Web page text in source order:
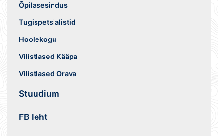
Õpilasesindus
Tugispetsialistid
Hoolekogu
Vilistlased Kääpa
Vilistlased Orava
Stuudium
FB leht